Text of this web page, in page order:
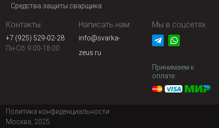
Средства защиты сварщика
Контакты:
+7 (925) 529-02-28
Пн-Сб: 9:00-18:00
Написать нам:
info@svarka-
zeus.ru
Мы в соцсетях
Принимаем к
оплате:
Политика конфиденциальности
Москва, 2025